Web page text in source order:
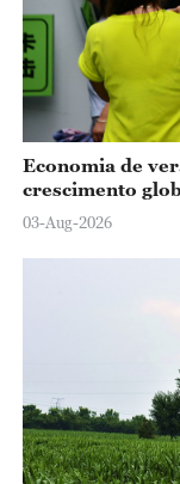
Economia de
crescimento
03-Aug-2026